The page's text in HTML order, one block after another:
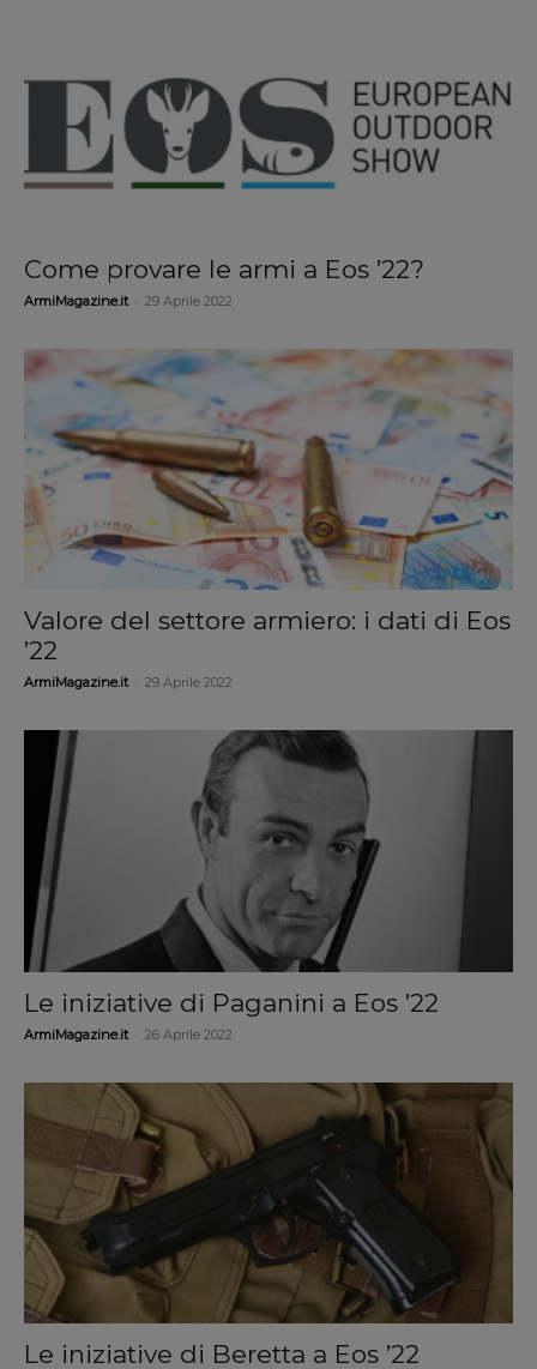
Come provare le armi a Eos ’22?
ArmiMagazine.it 29 Aprile 2022
Valore del settore armiero: i dati di Eos
’22
ArmiMagazine.it 29 Aprile 2022
Le iniziative di Paganini a Eos ’22
ArmiMagazine.it 26 Aprile 2022
Le iniziative di Beretta a Eos ’22